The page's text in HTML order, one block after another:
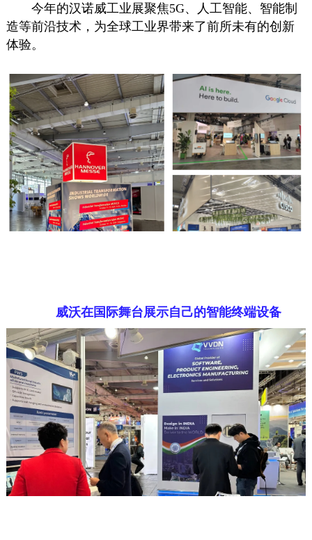
今年的汉诺威工业展聚焦5G、人工智能、智能制
造等前沿技术，为全球工业界带来了前所未有的创新
体验。
威沃在国际舞台展示自己的智能终端设备